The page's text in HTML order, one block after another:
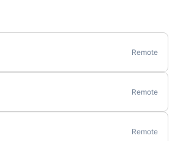
Remote
Remote
Remote